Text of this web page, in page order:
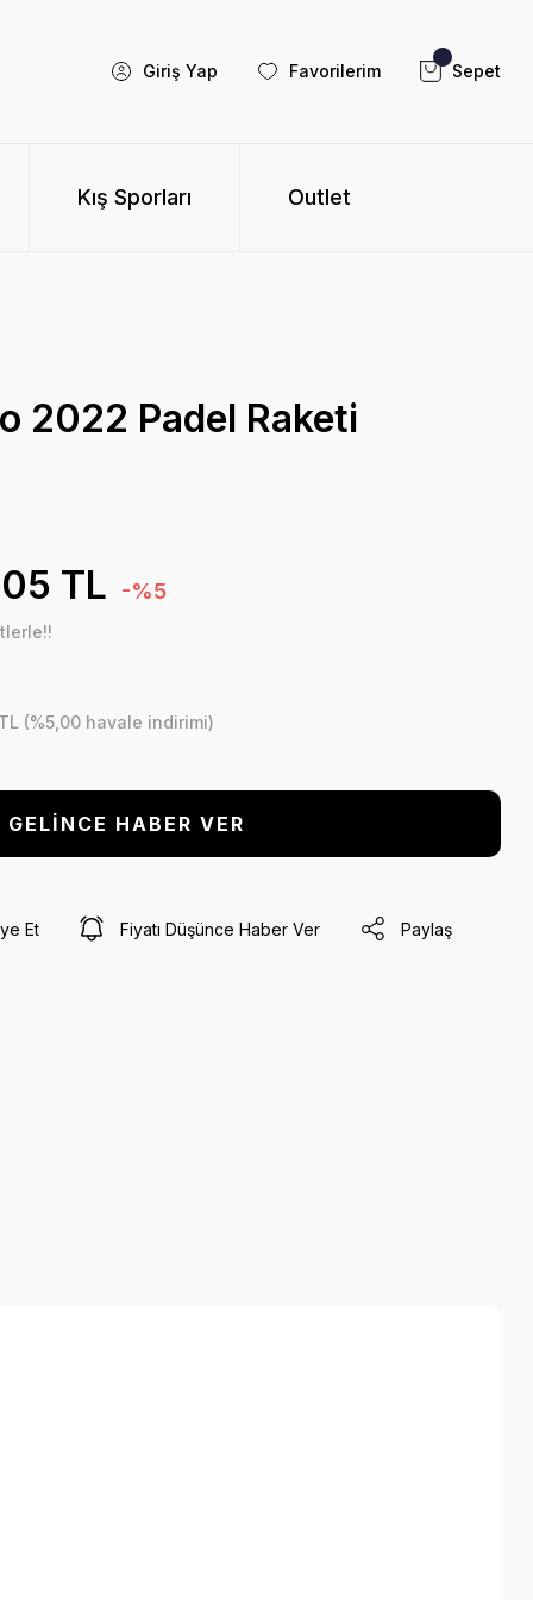
Giriş Yap Favorilerim Sepet
Kış Sporları Outlet
2022 Padel Raketi
TL -%5
(%5,00 havale indirimi)
GELİNCE HABER VER
Et Fiyatı Düşünce Haber Ver Paylaş